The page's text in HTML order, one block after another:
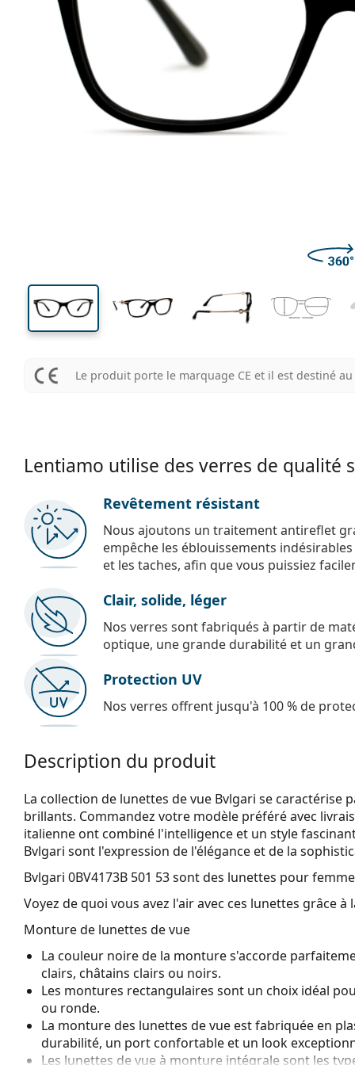
Largeur
38 mm
Hauteur des verres Largeur des verres
Largeur
des verres
Le produit porte le marquage CE et il est destiné
Lentiamo utilise des verres de qualité
Revêtement résistant
Nous ajoutons un traitement antireflet
empêche les éblouissements
et les taches, afin que vous puissiez
Clair, solide, léger
Nos verres sont fabriqués à partir de
optique, une grande durabilité et un
Protection UV
Nos verres offrent jusqu'à 100 % de
Description du produit
La collection de lunettes de vue Bvlgari se caractérise
brillants. Commandez votre modèle préféré avec
italienne ont combiné l'intelligence et un style
Bvlgari sont l'expression de l'élégance et de la
Bvlgari 0BV4173B 501 53sont des lunettes pour
Voyez de quoi vous avez l'air avec ces lunettes grâce
Monture de lunettes de vue
La couleur noire de la monture s'accorde
clairs, châtains clairs ou noirs.
Les montures rectangulaires sont un choix idéal
ou ronde.
La monture des lunettes de vue est fabriquée en
durabilité, un port confortable et un look
Les lunettes de vue à monture intégrale sont les